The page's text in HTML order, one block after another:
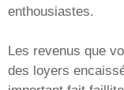
enthousiastes.
Les revenus que
des loyers